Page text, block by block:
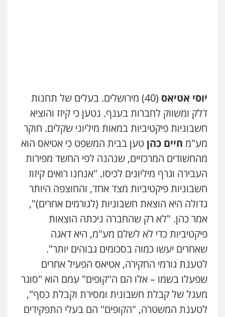
יוסי אטיאס
(40) מירושלים. בעלים של תחנות
דלק ומשווק לחברות בענף. נטען כי קיזז והוציא
חשבוניות פיקטיביות במאות מיליוני שקלים. חוקר
מע"מ חיים כהןטען בבית המשפט כי אטיאס הוא
מהחשודים המרכזיים, שנהנה לפי החשד מפירות
העבירה וגרף מיליונים לכיסו. "אנחנו רואים קיזוז
חשבוניות פיקטיביות מצד אחד, והחוצפה היותר
גדולה היא הוצאת חשבוניות (לגורמים אחרים)",
אמר כהן. "לא רק שהחברה ניכתה הוצאות
פיקטיביות כדי לא לשלם מע"מ, היא דאגה
שאחרים יעשו כמוה בסכומים גבוהים יותר".
לטענת גורמי החקירה, אטיאס הפעיל אחרים
שפעלו בשמו – אלו הם ה"קופים" עמם הוא "סוגר
מעגל של קבלת חשבונית ומסירת וקבלת כסף",
לטענת המשטרה, "הקופים" הם בעלי התפקידים